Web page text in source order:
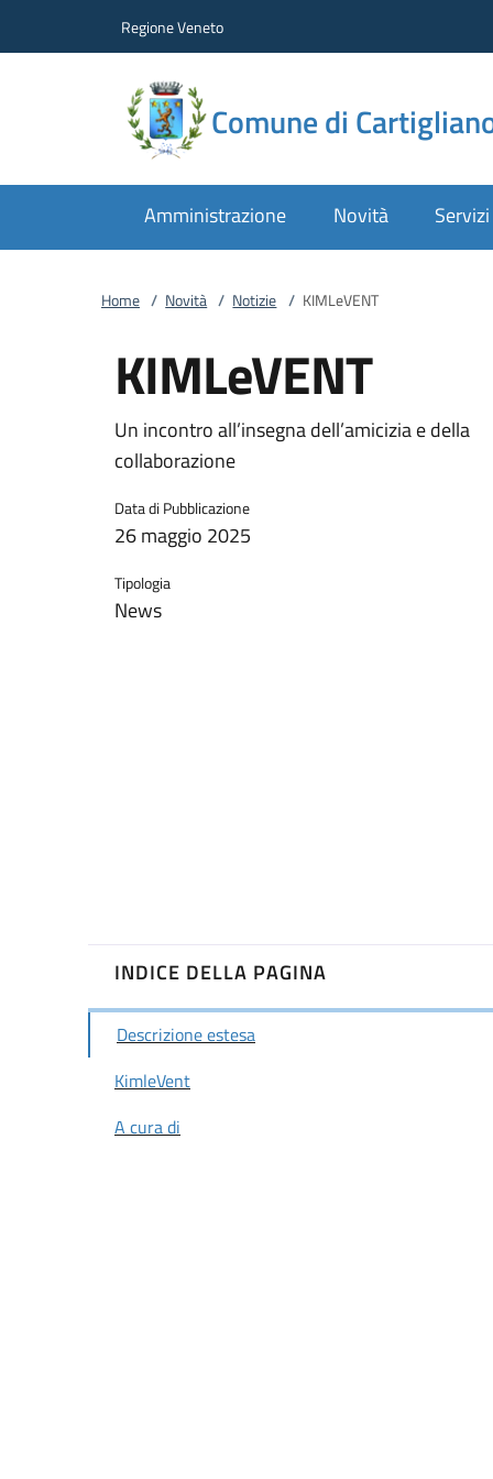
Regione Veneto
Comune di
Amministrazione Novità Servizi
Home / Novità / Notizie / KIMLeVENT
KIMLeVENT
Un incontro all’insegna dell’amicizia e della
collaborazione
Data di Pubblicazione
26 maggio 2025
Tipologia
News
INDICE DELLA PAGINA
Descrizione estesa
KimleVent
A cura di